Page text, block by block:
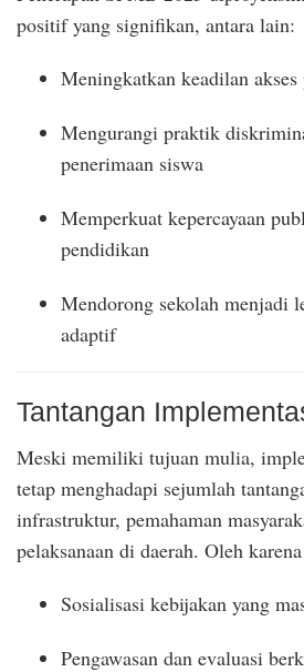
positif yang signifikan, antara lain:
Meningkatkan keadilan
Mengurangi praktik
penerimaan siswa
Memperkuat kepercayaan
pendidikan
Mendorong sekolah menjadi
adaptif
Tantangan
Meski memiliki tujuan mulia,
tetap menghadapi sejumlah
infrastruktur, pemahaman
pelaksanaan di daerah. Oleh
Sosialisasi kebijakan yang
Pengawasan dan evaluasi